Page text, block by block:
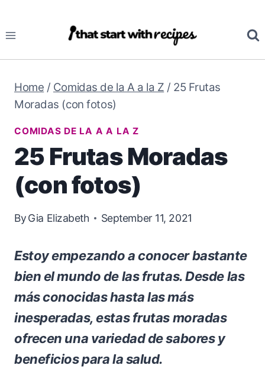
to
Home / Comidas de la A a la Z / 25 Frutas
Moradas (con fotos)
COMIDAS DE LA A A LA Z
25 Frutas Moradas
(con fotos)
ByGia Elizabeth September 11, 2021
Estoy empezando a conocer bastante
bien el mundo de las frutas. Desde las
más conocidas hasta las más
inesperadas, estas frutas moradas
ofrecen una variedad de sabores y
beneficios para la salud.